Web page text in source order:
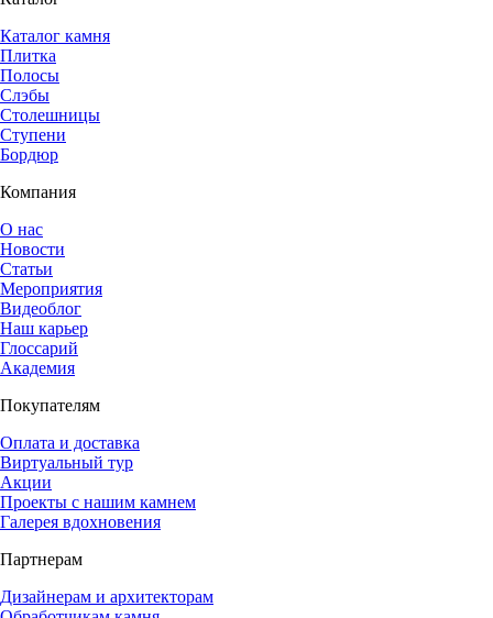
Каталог камня
Плитка
Полосы
Слэбы
Столешницы
Ступени
Бордюр
Компания
О нас
Новости
Статьи
Мероприятия
Видеоблог
Наш карьер
Глоссарий
Академия
Покупателям
Оплата и доставка
Виртуальный тур
Акции
Проекты с нашим камнем
Галерея вдохновения
Партнерам
Дизайнерам и архитекторам